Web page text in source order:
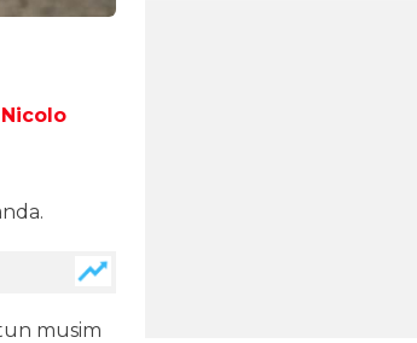
Nicolo
musim